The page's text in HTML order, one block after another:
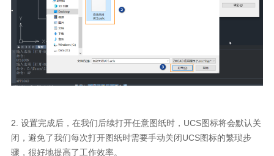
2. 设置完成后，在我们后续打开任意图纸时，UCS图标将会默认关
闭，避免了我们每次打开图纸时需要手动关闭UCS图标的繁琐步
骤，很好地提高了工作效率。